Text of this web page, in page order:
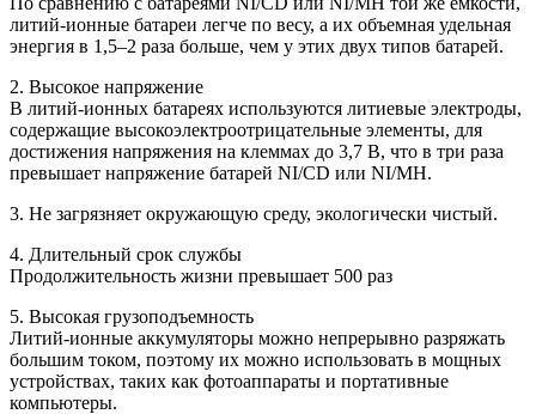
литий-ионные батареи легче по весу, а их объемная удельная
энергия в 1,5–2 раза больше, чем у этих двух типов батарей.
2. Высокое напряжение
В литий-ионных батареях используются литиевые электроды,
содержащие высокоэлектроотрицательные элементы, для
достижения напряжения на клеммах до 3,7 В, что в три раза
превышает напряжение батарей NI/CD или NI/MH.
3. Не загрязняет окружающую среду, экологически чистый.
4. Длительный срок службы
Продолжительность жизни превышает 500 раз
5. Высокая грузоподъемность
Литий-ионные аккумуляторы можно непрерывно разряжать
большим током, поэтому их можно использовать в мощных
устройствах, таких как фотоаппараты и портативные
компьютеры.